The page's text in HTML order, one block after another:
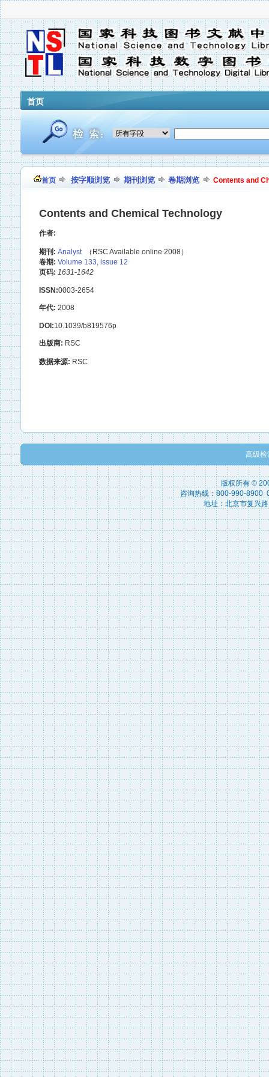
首页
首页 按字顺浏览 期刊浏览 卷期浏览 Contents and
Contents and Chemical Technology
作者:
期刊: Analyst（RSC Available online 2008）
卷期: Volume 133, issue 12
页码: 1631-1642
ISSN:0003-2654
年代: 2008
DOI:10.1039/b819576p
出版商: RSC
数据来源: RSC
高级检
版权所有 ©
咨询热线：800-990-8900
地址：北京市复兴